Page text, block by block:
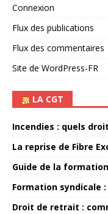
Connexion
Flux des publications
Flux des commentaires
Site de WordPress-FR
LA CGT
Incendies : quels
La reprise de Fibre
Guide de la
Formation syndicale
Droit de retrait :